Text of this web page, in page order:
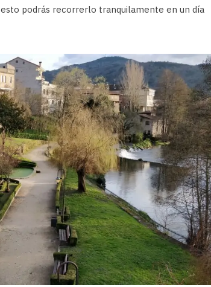
podrás recorrerlo tranquilamente en un día